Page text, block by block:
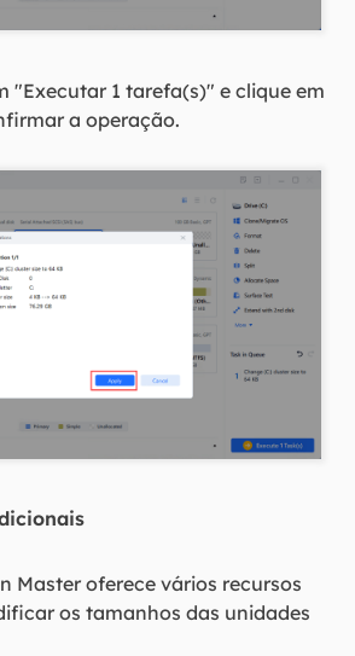
"Executar 1 tarefa(s)" e clique em
a operação.
Master oferece vários recursos
os tamanhos das unidades